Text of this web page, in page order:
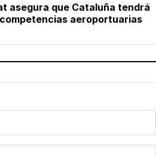
asegura que Cataluña tendrá
aeroportuarias